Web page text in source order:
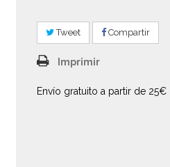
Tweet Compartir
Imprimir
Envío gratuito a partir de 25€